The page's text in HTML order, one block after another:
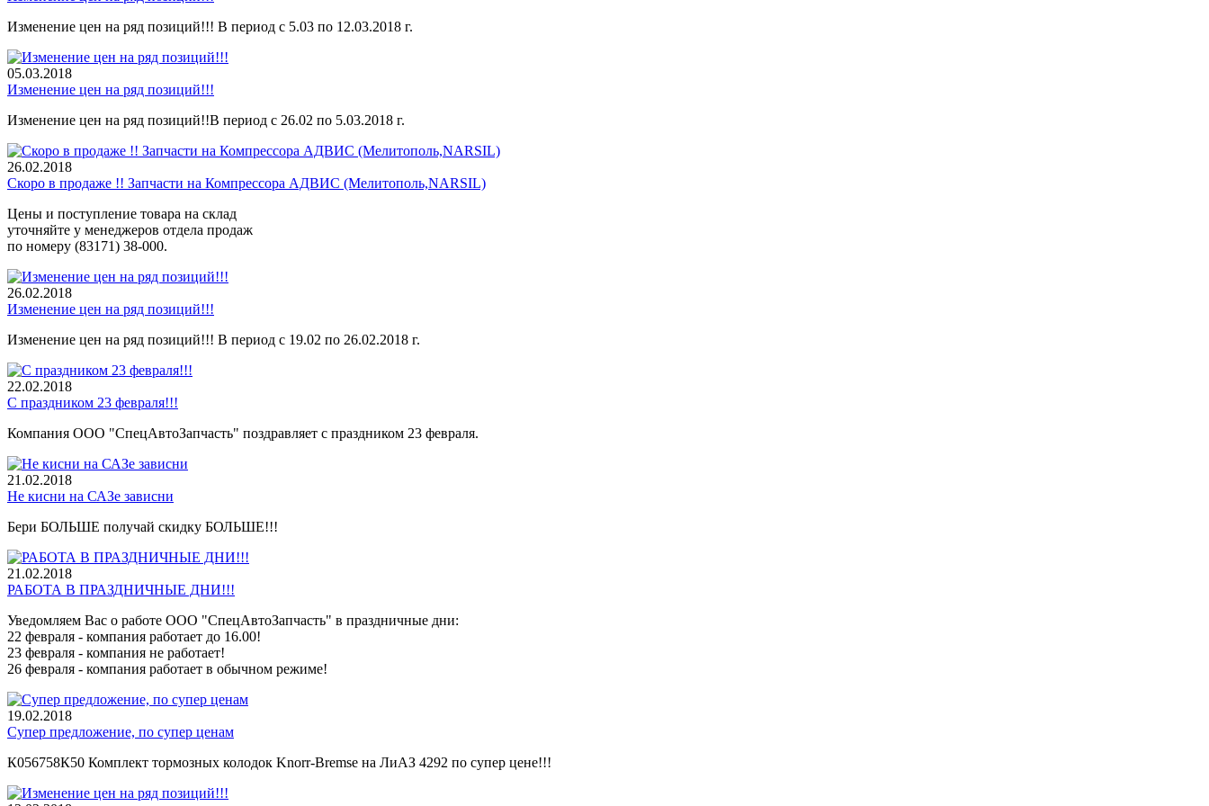
Изменение цен на ряд позиций!!! В период с 5.03 по 12.03.2018 г.
05.03.2018
Изменение цен на ряд позиций!!!
Изменение цен на ряд позиций!!В период с 26.02 по 5.03.2018 г.
26.02.2018
Скоро в продаже !! Запчасти на Компрессора АДВИС (Мелитополь,NARSIL)
Цены и поступление товара на склад
уточняйте у менеджеров отдела продаж
по номеру (83171) 38-000.
26.02.2018
Изменение цен на ряд позиций!!!
Изменение цен на ряд позиций!!! В период с 19.02 по 26.02.2018 г.
22.02.2018
С праздником 23 февраля!!!
Компания ООО "СпецАвтоЗапчасть" поздравляет с праздником 23 февраля.
21.02.2018
Не кисни на САЗе зависни
Бери БОЛЬШЕ получай скидку БОЛЬШЕ!!!
21.02.2018
РАБОТА В ПРАЗДНИЧНЫЕ ДНИ!!!
Уведомляем Вас о работе ООО "СпецАвтоЗапчасть" в праздничные дни:
22 февраля - компания работает до 16.00!
23 февраля - компания не работает!
26 февраля - компания работает в обычном режиме!
19.02.2018
Супер предложение, по супер ценам
К056758К50 Комплект тормозных колодок Knorr-Bremse на ЛиАЗ 4292 по супер цене!!!